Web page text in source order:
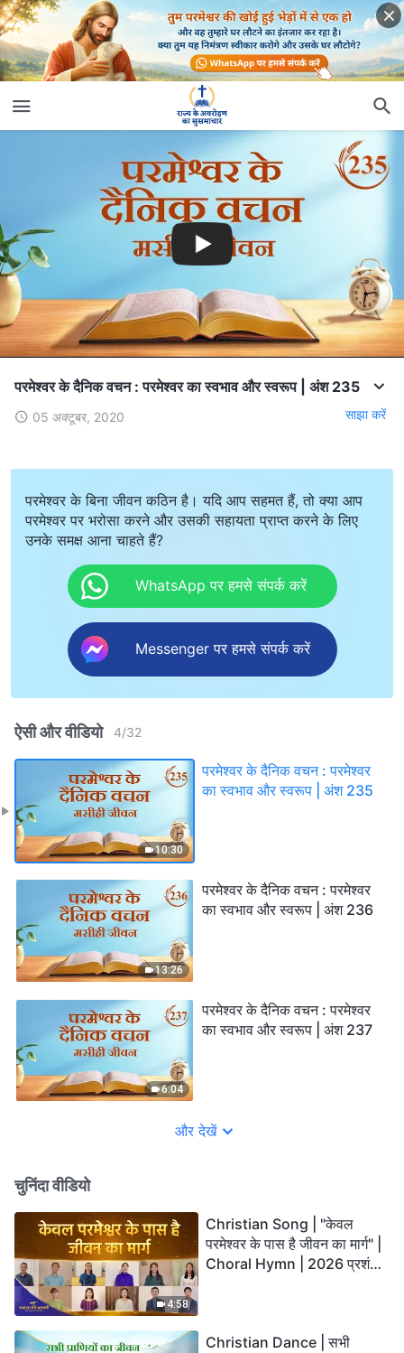
परमेश्वर के दैनिक वचन : परमेश्वर का स्वभाव और स्वरूप | अंश 235
05 अक्टूबर, 2020 साझा करें
परमेश्वर के बिना जीवन कठिन है। यदि आप सहमत हैं, तो क्या आप
परमेश्वर पर भरोसा करने और उसकी सहायता प्राप्त करने के लिए
उनके समक्ष आना चाहते हैं?
WhatsApp पर हमसे संपर्क करें
Messenger पर हमसे संपर्क करें
ऐसी और वीडियो 4/32
10:30
परमेश्वर के दैनिक वचन : परमेश्वर
का स्वभाव और स्वरूप | अंश 235
13:26
परमेश्वर के दैनिक वचन : परमेश्वर
का स्वभाव और स्वरूप | अंश 236
6:04
परमेश्वर के दैनिक वचन : परमेश्वर
का स्वभाव और स्वरूप | अंश 237
और देखें
चुनिंदा वीडियो
4:58
Christian Song | "केवल
परमेश्वर के पास है जीवन का मार्ग" |
Choral Hymn | 2026 प्रशंसा
Christian Dance | सभी